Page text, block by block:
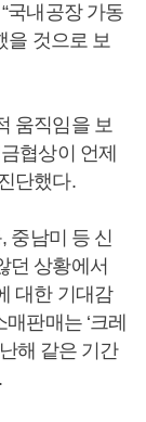
국내공장 가동
을 것으로 보
움직임을 보
협상이 언제
단했다.
중남미 등 신
던 상황에서
대한 기대감
판매는 ‘크레
해 같은 기간